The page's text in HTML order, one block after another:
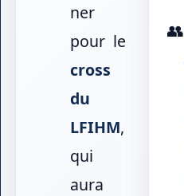
ner
pour le
cross
du
LFIHM,
qui
aura
👥